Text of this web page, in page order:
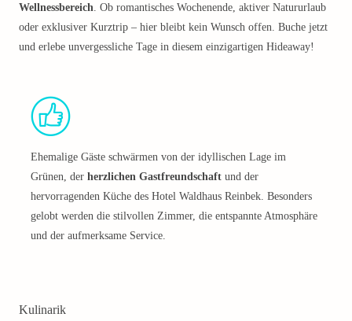
Wellnessbereich. Ob romantisches Wochenende, aktiver Natururlaub
oder exklusiver Kurztrip – hier bleibt kein Wunsch offen. Buche jetzt
und erlebe unvergessliche Tage in diesem einzigartigen Hideaway!
Ehemalige Gäste schwärmen von der idyllischen Lage im
Grünen, der herzlichen Gastfreundschaft und der
hervorragenden Küche des Hotel Waldhaus Reinbek. Besonders
gelobt werden die stilvollen Zimmer, die entspannte Atmosphäre
und der aufmerksame Service.
Kulinarik